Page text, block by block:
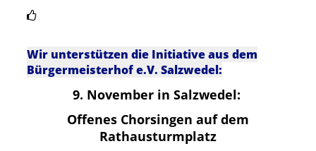
Wir unterstützen die Initiative aus dem
Bürgermeisterhof e.V. Salzwedel:
9. November in Salzwedel:
Offenes Chorsingen auf dem
Rathausturmplatz